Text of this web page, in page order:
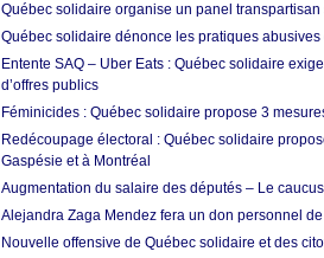
Québec solidaire organise un panel
Québec solidaire dénonce les pratiques
Entente SAQ – Uber Eats : Québec solidaire
d’offres publics
Féminicides : Québec solidaire propose 3
Redécoupage électoral : Québec solidaire
Gaspésie et à Montréal
Augmentation du salaire des députés – Le
Alejandra Zaga Mendez fera un don personnel
Nouvelle offensive de Québec solidaire et des